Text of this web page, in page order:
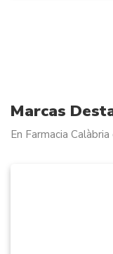
Marcas
En Farmacia